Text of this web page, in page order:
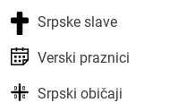
Srpske slave
Verski praznici
Srpski običaji